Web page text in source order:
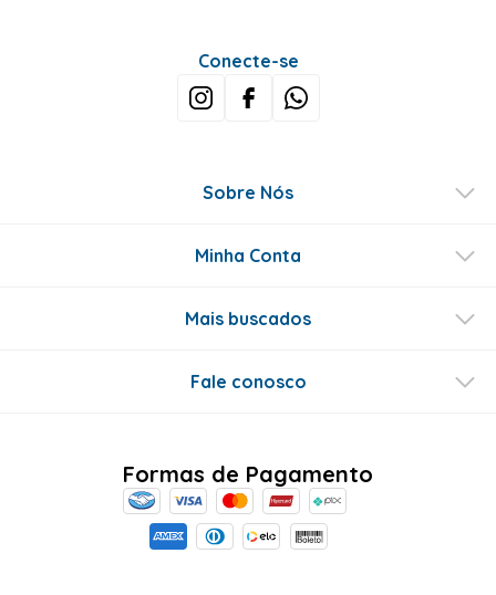
Conecte-se
Sobre Nós
Minha Conta
Mais buscados
Fale conosco
Formas de Pagamento